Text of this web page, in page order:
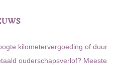
kilometervergoeding of duur
ouderschapsverlof? Meeste